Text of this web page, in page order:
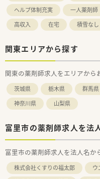
ヘルプ体制充実
一人薬剤師
高収入
在宅 積雪なし
関東エリアから探す
関東の薬剤師求人をエリアから
茨城県 栃木県 群馬県
神奈川県
山梨県
富里市の薬剤師求人を法
富里市の薬剤師求人を法人名か
株式会社くすりの福太郎
ウ